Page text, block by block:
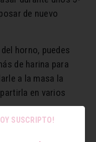
de nuevo
horno, puedes
de harina para
a la masa la
en varios
haya
SUSCRIPTO!